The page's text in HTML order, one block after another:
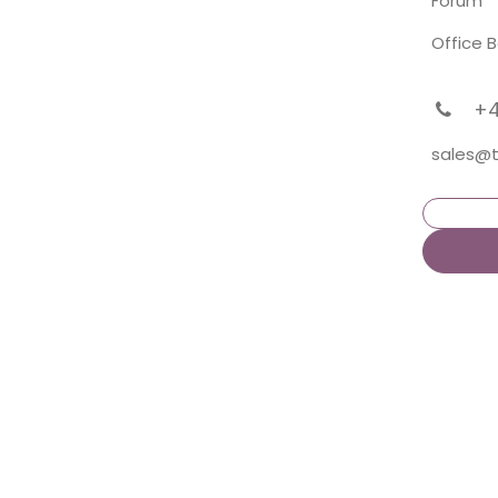
Office